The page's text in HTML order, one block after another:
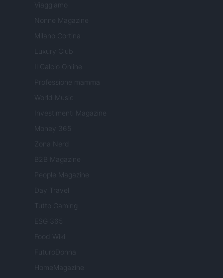
Viaggiamo
Nonne Magazine
Milano Cortina
Luxury Club
Il Calcio Online
Professione mamma
World Music
Investimenti Magazine
Money 365
Zona Nerd
B2B Magazine
People Magazine
Day Travel
Tutto Gaming
ESG 365
Food Wiki
FuturoDonna
HomeMagazine